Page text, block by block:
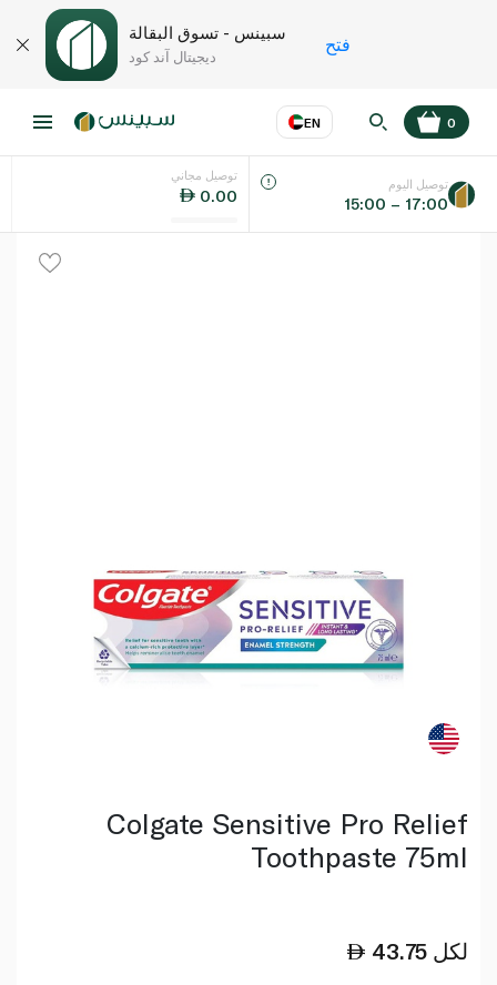
سبينس - تسوق البقالة
ديجيتال آند كود
فتح
EN
اللغة عر
0
توصيل مجاني
0.00
توصيل اليوم
15:00 – 17:00
Colgate Sensitive Pro Relief
Toothpaste 75ml
43.75 لكل